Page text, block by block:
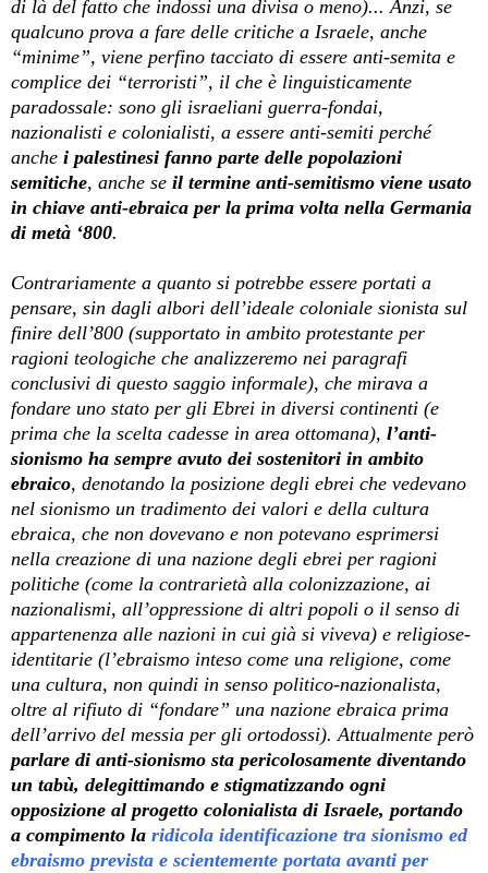
di là del fatto che indossi una divisa o meno)... Anzi, se
qualcuno prova a fare delle critiche a Israele, anche
“minime”, viene perfino tacciato di essere anti-semita e
complice dei “terroristi”, il che è linguisticamente
paradossale: sono gli israeliani guerra-fondai,
nazionalisti e colonialisti, a essere anti-semiti perché
anche i palestinesi fanno parte delle popolazioni
semitiche, anche se il termine anti-semitismo viene usato
in chiave anti-ebraica per la prima volta nella Germania
di metà ‘800.
Contrariamente a quanto si potrebbe essere portati a
pensare, sin dagli albori dell’ideale coloniale sionista sul
finire dell’800 (supportato in ambito protestante per
ragioni teologiche che analizzeremo nei paragrafi
conclusivi di questo saggio informale), che mirava a
fondare uno stato per gli Ebrei in diversi continenti (e
prima che la scelta cadesse in area ottomana), l’anti-
sionismo ha sempre avuto dei sostenitori in ambito
ebraico, denotando la posizione degli ebrei che vedevano
nel sionismo un tradimento dei valori e della cultura
ebraica, che non dovevano e non potevano esprimersi
nella creazione di una nazione degli ebrei per ragioni
politiche (come la contrarietà alla colonizzazione, ai
nazionalismi, all’oppressione di altri popoli o il senso di
appartenenza alle nazioni in cui già si viveva) e religiose-
identitarie (l’ebraismo inteso come una religione, come
una cultura, non quindi in senso politico-nazionalista,
oltre al rifiuto di “fondare” una nazione ebraica prima
dell’arrivo del messia per gli ortodossi). Attualmente però
parlare di anti-sionismo sta pericolosamente diventando
un tabù, delegittimando e stigmatizzando ogni
opposizione al progetto colonialista di Israele, portando
a compimento la ridicola identificazione tra sionismo ed
ebraismo prevista e scientemente portata avanti per